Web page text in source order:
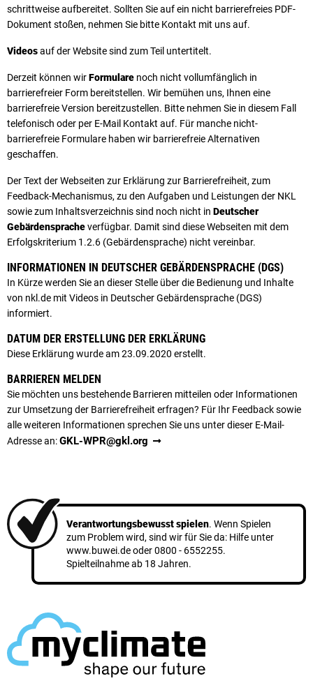
schrittweise aufbereitet. Sollten Sie auf ein nicht barrierefreies PDF-
Dokument stoßen, nehmen Sie bitte Kontakt mit uns auf.
Videosauf der Website sind zum Teil untertitelt.
Derzeit können wirFormulare noch nicht vollumfänglich in
barrierefreier Form bereitstellen. Wir bemühen uns, Ihnen eine
barrierefreie Version bereitzustellen. Bitte nehmen Sie in diesem Fall
telefonisch oder per E-Mail Kontakt auf. Für manche nicht-
barrierefreie Formulare haben wir barrierefreie Alternativen
geschaffen.
Der Text der Webseiten zur Erklärung zur Barrierefreiheit, zum
Feedback-Mechanismus, zu den Aufgaben und Leistungen der NKL
sowie zum Inhaltsverzeichnis sind noch nicht in Deutscher
Gebärdenspracheverfügbar. Damit sind diese Webseiten mit dem
Erfolgskriterium 1.2.6 (Gebärdensprache) nicht vereinbar.
INFORMATIONEN IN DEUTSCHER GEBÄRDENSPRACHE (DGS)
In Kürze werden Sie an dieser Stelle über die Bedienung und Inhalte
von nkl.de mit Videos in Deutscher Gebärdensprache (DGS)
informiert.
DATUM DER ERSTELLUNG DER ERKLÄRUNG
Diese Erklärung wurde am 23.09.2020 erstellt.
BARRIEREN MELDEN
Sie möchten uns bestehende Barrieren mitteilen oder Informationen
zur Umsetzung der Barrierefreiheit erfragen? Für Ihr Feedback sowie
alle weiteren Informationen sprechen Sie uns unter dieser E-Mail-
Adresse an:GKL-WPR@gkl.org
Verantwortungsbewusst spielen. Wenn Spielen
zum Problem wird, sind wir für Sie da: Hilfe unter
www.buwei.deoder0800 - 6552255.
Spielteilnahme ab 18 Jahren.